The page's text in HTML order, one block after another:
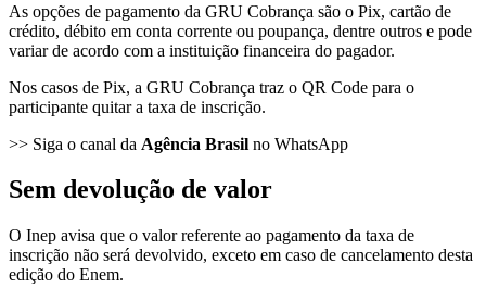
As opções de pagamento da GRU Cobrança são o Pix, cartão de
crédito, débito em conta corrente ou poupança, dentre outros e pode
variar de acordo com a instituição financeira do pagador.
Nos casos de Pix, a GRU Cobrança traz o QR Code para o
participante quitar a taxa de inscrição.
>> Siga o canal da Agência Brasil no WhatsApp
Sem devolução de valor
O Inep avisa que o valor referente ao pagamento da taxa de
inscrição não será devolvido, exceto em caso de cancelamento desta
edição do Enem.